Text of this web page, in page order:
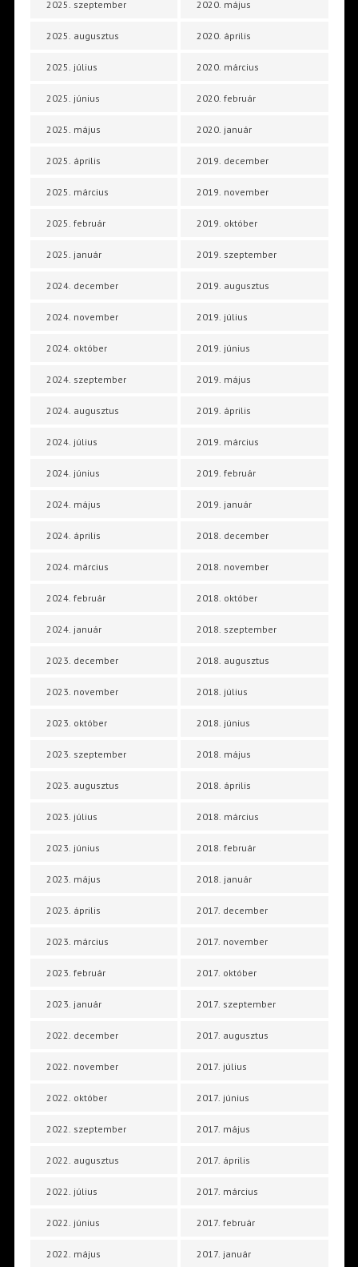
2025. szeptember
2025. augusztus
2025. július
2025. június
2025. május
2025. április
2025. március
2025. február
2025. január
2024. december
2024. november
2024. október
2024. szeptember
2024. augusztus
2024. július
2024. június
2024. május
2024. április
2024. március
2024. február
2024. január
2023. december
2023. november
2023. október
2023. szeptember
2023. augusztus
2023. július
2023. június
2023. május
2023. április
2023. március
2023. február
2023. január
2022. december
2022. november
2022. október
2022. szeptember
2022. augusztus
2022. július
2022. június
2022. május
2020. május
2020. április
2020. március
2020. február
2020. január
2019. december
2019. november
2019. október
2019. szeptember
2019. augusztus
2019. július
2019. június
2019. május
2019. április
2019. március
2019. február
2019. január
2018. december
2018. november
2018. október
2018. szeptember
2018. augusztus
2018. július
2018. június
2018. május
2018. április
2018. március
2018. február
2018. január
2017. december
2017. november
2017. október
2017. szeptember
2017. augusztus
2017. július
2017. június
2017. május
2017. április
2017. március
2017. február
2017. január